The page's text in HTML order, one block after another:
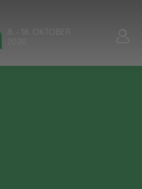
8. - 18. OKTOBER